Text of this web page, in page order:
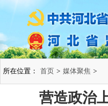
所在位置： 首页 > 媒体聚焦 >
营造政治